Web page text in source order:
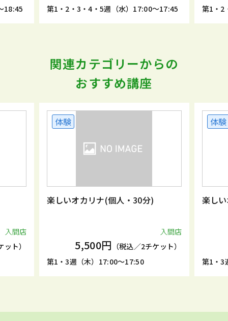
18:45
第1・2・3・4・5週（水）17:00～17:45
第1・2
関連カテゴリーからの
おすすめ講座
入間店
ト）
体験
楽しいオカリナ(個人・30分)
入間店
5,500円 （税込／2チケット）
第1・3週（木）17:00～17:50
体験
楽し
第1・3